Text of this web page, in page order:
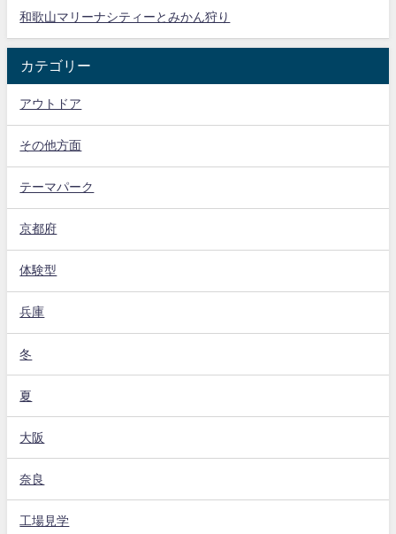
和歌山マリーナシティーとみかん狩り
カテゴリー
アウトドア
その他方面
テーマパーク
京都府
体験型
兵庫
冬
夏
大阪
奈良
工場見学